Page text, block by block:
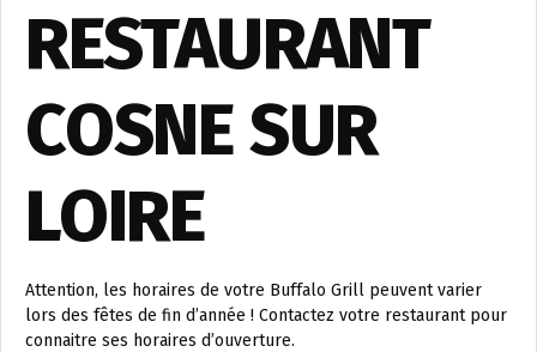
RESTAURANT
COSNE SUR
LOIRE
Attention, les horaires de votre Buffalo Grill peuvent varier
lors des fêtes de fin d’année ! Contactez votre restaurant pour
connaitre ses horaires d’ouverture.